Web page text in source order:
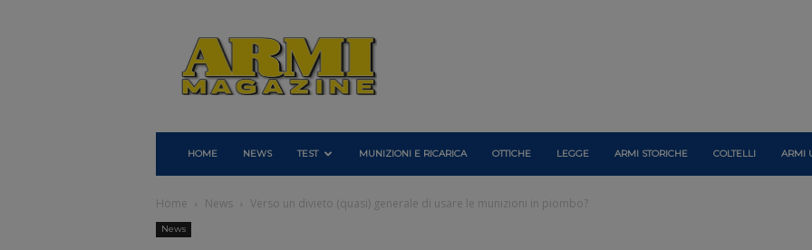
Armi
Magazine
HOME NEWS TEST MUNIZIONI E RICARICA OTTICHE LEGGE ARMI STORICHE COLTELLI ARMI
Home News Verso un divieto (quasi) generale di usare le munizioni in piombo?
News